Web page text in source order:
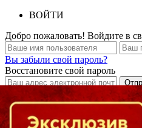
ВОЙТИ
Добро пожаловать! Войдите в
Вы забыли свой пароль?
Восстановите свой пароль
Кто есть кто в Байкальском